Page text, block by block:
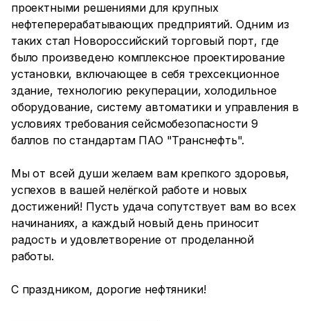
проектными решениями для крупных
нефтеперерабатывающих предприятий. Одним из
таких стал Новороссийский торговый порт, где
было произведено комплексное проектирование
установки, включающее в себя трехсекционное
здание, технологию рекуперации, холодильное
оборудование, систему автоматики и управления в
условиях требования сейсмобезопасности 9
баллов по стандартам ПАО "Транснефть".
Мы от всей души желаем вам крепкого здоровья,
успехов в вашей нелёгкой работе и новых
достижений! Пусть удача сопутствует вам во всех
начинаниях, а каждый новый день приносит
радость и удовлетворение от проделанной
работы.
С праздником, дорогие нефтяники!